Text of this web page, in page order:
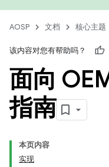
AOSP 文档 核心主题
该内容对您有帮助吗？
面向
指南
本页内容
实现